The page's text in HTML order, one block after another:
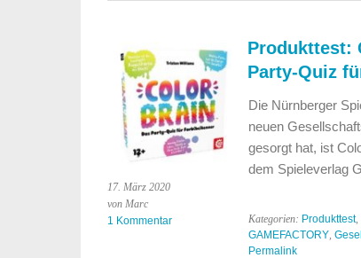
17. März 2020
von Marc
1 Kommentar
Produkttest:
Party-Quiz
Die Nürnberger
neuen
gesorgt hat, ist
dem Spieleverlag
Kategorien: Produkttest,
GAMEFACTORY,
Permalink